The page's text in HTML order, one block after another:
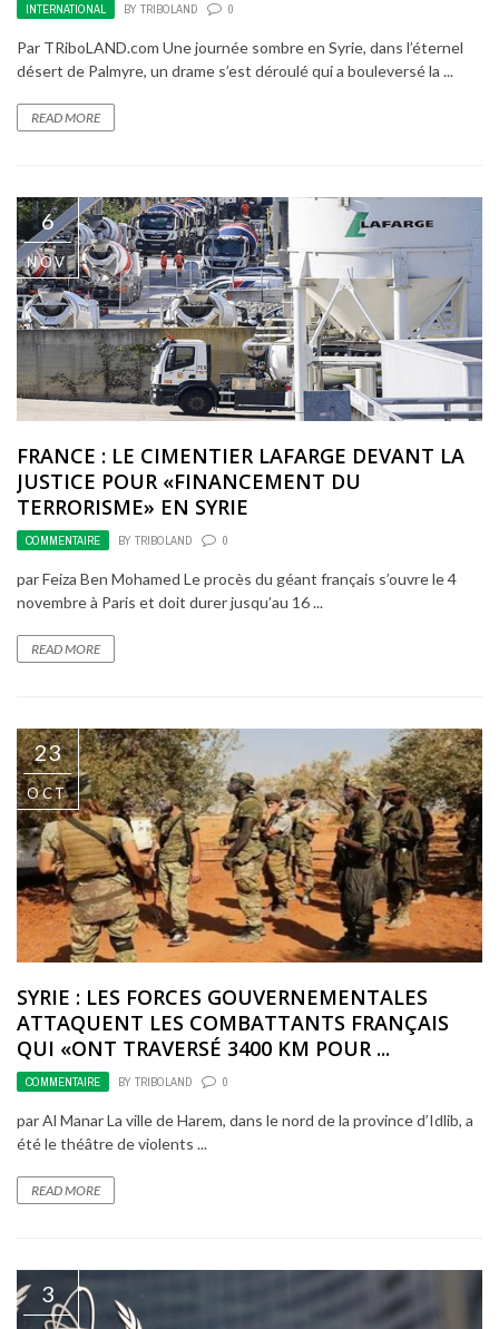
INTERNATIONAL BY TRIBOLAND 0
Par TRiboLAND.com Une journée sombre en Syrie, dans l’éternel
désert de Palmyre, un drame s’est déroulé qui a bouleversé la ...
READ MORE
6
NOV
FRANCE : LE CIMENTIER LAFARGE DEVANT LA
JUSTICE POUR «FINANCEMENT DU
TERRORISME» EN SYRIE
COMMENTAIRE BY TRIBOLAND 0
par Feiza Ben Mohamed Le procès du géant français s’ouvre le 4
novembre à Paris et doit durer jusqu’au 16 ...
READ MORE
23
OCT
SYRIE : LES FORCES GOUVERNEMENTALES
ATTAQUENT LES COMBATTANTS FRANÇAIS
QUI «ONT TRAVERSÉ 3400 KM POUR ...
COMMENTAIRE BY TRIBOLAND 0
par Al Manar La ville de Harem, dans le nord de la province d’Idlib, a
été le théâtre de violents ...
READ MORE
3